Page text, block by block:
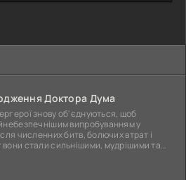
Доктора Дума
знову об'єднуються, щоб
випробуванням у
численних битв, болючих втрат і
стали сильнішими, мудрішими та